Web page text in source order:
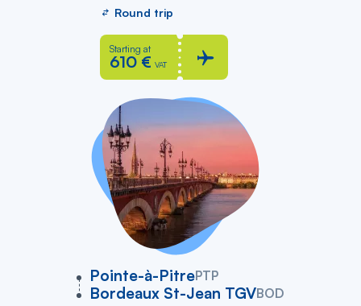
Round trip
Starting at
610 € VAT
Pointe-à-PitrePTP
vers
Bordeaux St-Jean TGVBOD